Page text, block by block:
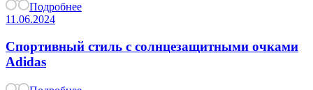
Подробнее
11.06.2024
Спортивный стиль с солнцезащитными очками
Adidas